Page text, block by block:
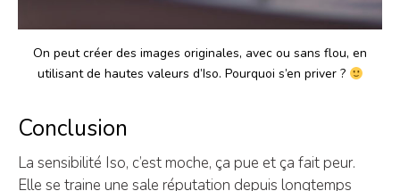
On peut créer des images originales, avec ou sans flou, en
utilisant de hautes valeurs d’Iso. Pourquoi s’en priver ?
Conclusion
La sensibilité Iso, c’est moche, ça pue et ça fait peur.
Elle se traine une sale réputation depuis longtemps